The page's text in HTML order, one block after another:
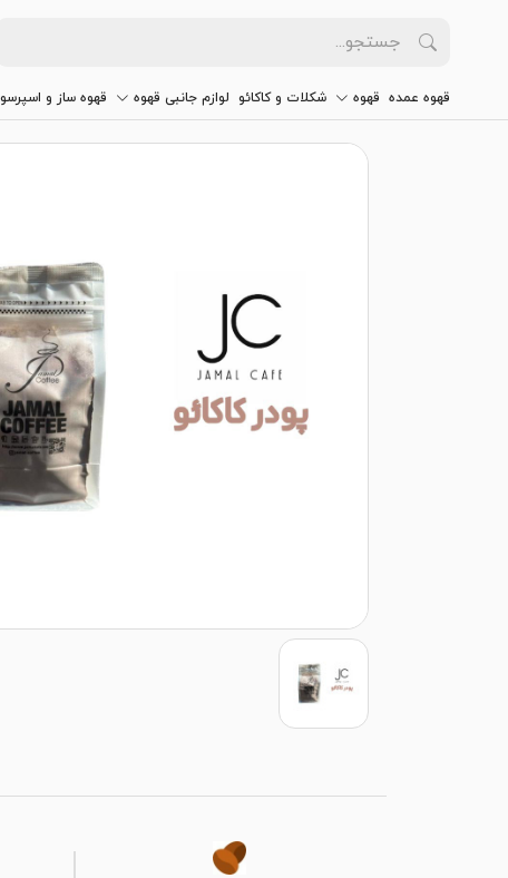
قهوه عمده قهوه شکلات و کاکائو لوازم جانبی قهوه قهوه ساز و